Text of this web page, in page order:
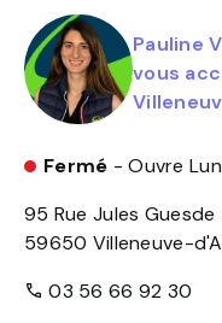
Pauline
vous
Fermé - Ouvre
95 Rue Jules Guesde
59650 Villeneuve-
03 56 66 92 30